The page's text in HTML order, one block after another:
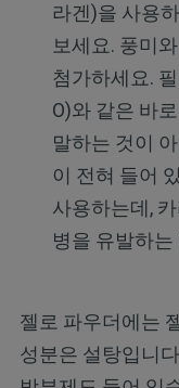
라겐)을 사용
보세요. 풍미
첨가하세요.
O)와 같은 바
말하는 것이
이 전혀 들어
사용하는데,
병을 유발하
젤로 파우더에는
성분은 설탕입니